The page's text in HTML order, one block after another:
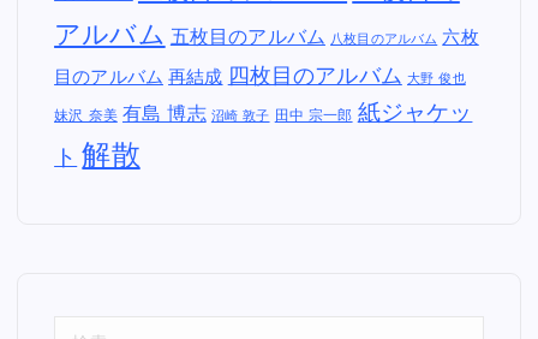
アルバム 五枚目のアルバム 八枚目のアルバム 六枚
目のアルバム 再結成 四枚目のアルバム 大野 俊也
妹沢 奈美 有島 博志 沼崎 敦子 田中 宗一郎 紙ジャケッ
ト 解散